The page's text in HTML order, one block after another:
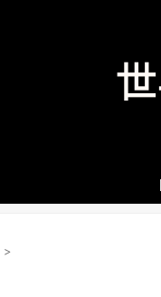
>